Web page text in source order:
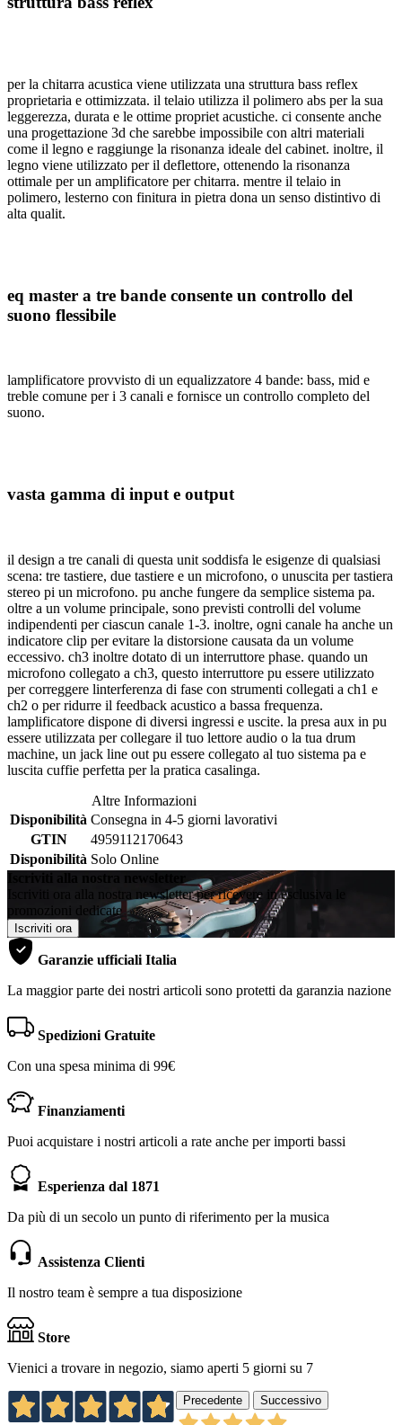
per la chitarra acustica viene utilizzata una struttura bass reflex
proprietaria e ottimizzata. il telaio utilizza il polimero abs per la sua
leggerezza, durata e le ottime propriet acustiche. ci consente anche
una progettazione 3d che sarebbe impossibile con altri materiali
come il legno e raggiunge la risonanza ideale del cabinet. inoltre, il
legno viene utilizzato per il deflettore, ottenendo la risonanza
ottimale per un amplificatore per chitarra. mentre il telaio in
polimero, lesterno con finitura in pietra dona un senso distintivo di
alta qualit.
eq master a tre bande consente un controllo del
suono flessibile
lamplificatore provvisto di un equalizzatore 4 bande: bass, mid e
treble comune per i 3 canali e fornisce un controllo completo del
suono.
vasta gamma di input e output
il design a tre canali di questa unit soddisfa le esigenze di qualsiasi
scena: tre tastiere, due tastiere e un microfono, o unuscita per tastiera
stereo pi un microfono. pu anche fungere da semplice sistema pa.
oltre a un volume principale, sono previsti controlli del volume
indipendenti per ciascun canale 1-3. inoltre, ogni canale ha anche un
indicatore clip per evitare la distorsione causata da un volume
eccessivo. ch3 inoltre dotato di un interruttore phase. quando un
microfono collegato a ch3, questo interruttore pu essere utilizzato
per correggere linterferenza di fase con strumenti collegati a ch1 e
ch2 o per ridurre il feedback acustico a bassa frequenza.
lamplificatore dispone di diversi ingressi e uscite. la presa aux in pu
essere utilizzata per collegare il tuo lettore audio o la tua drum
machine, un jack line out pu essere collegato al tuo sistema pa e
luscita cuffie perfetta per la pratica casalinga.
Altre Informazioni
Disponibilità Consegna in 4-5 giorni lavorativi
GTIN
4959112170643
Disponibilità Solo Online
Iscriviti alla nostra newsletter
Iscriviti ora alla nostra newsletter per ricevere in esclusiva le
promozioni dedicate
Iscriviti ora
Garanzie ufficiali Italia
La maggior parte dei nostri articoli sono protetti da garanzia nazione
Spedizioni Gratuite
Con una spesa minima di 99€
Finanziamenti
Puoi acquistare i nostri articoli a rate anche per importi bassi
Esperienza dal 1871
Da più di un secolo un punto di riferimento per la musica
Assistenza Clienti
Il nostro team è sempre a tua disposizione
Store
Vienici a trovare in negozio, siamo aperti 5 giorni su 7
Precedente Successivo